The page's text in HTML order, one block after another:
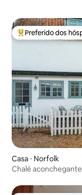
Entre os melhores
Preferido dos
Casa ⋅ Norfolk
Chalé